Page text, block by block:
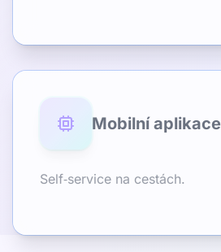
Mobilní aplikace
Self‑service na cestách.